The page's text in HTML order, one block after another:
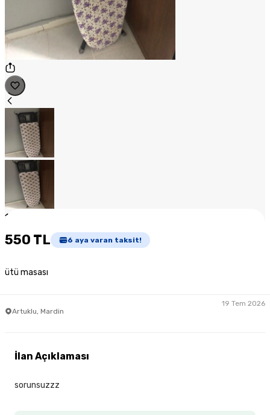
1
550 TL 6 aya varan taksit!
ütü masası
Artuklu, Mardin
19 Tem 2026
İlan Açıklaması
sorunsuzzz